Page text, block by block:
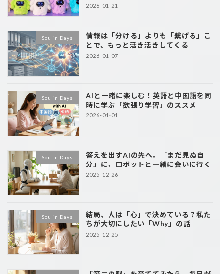
2026-01-21
Soulin Days
情報は「分ける」よりも「繋げる」こ
とで、もっと活き活きしてくる
2026-01-07
Soulin Days
AIと一緒に楽しむ！英語と中国語を同
時に学ぶ「欲張り学習」のススメ
2026-01-01
Soulin Days
答えを出すAIの先へ。「まだ見ぬ自
分」に、ロボットと一緒に会いに行く
2025-12-26
Soulin Days
結局、人は「心」で決めている？私た
ちが大切にしたい「Why」の話
2025-12-25